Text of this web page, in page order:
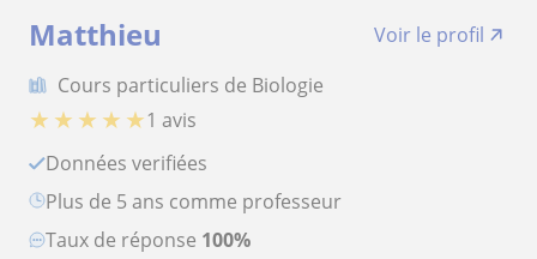
Matthieu
Voir le profil
Cours particuliers de Biologie
★ ★ ★ ★ ★1 avis
Données verifiées
plus de 5 ans comme professeur
Taux de réponse 100%